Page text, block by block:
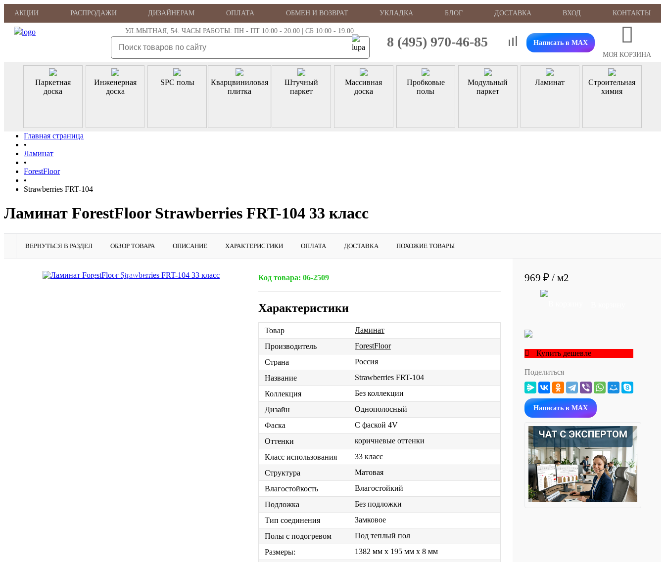
АКЦИИ РАСПРОДАЖИ ДИЗАЙНЕРАМ ОПЛАТА ОБМЕН И ВОЗВРАТ УКЛАДКА БЛОГ ДОСТАВКА ВХОД КОНТАКТЫ
УЛ.МЫТНАЯ, 54. ЧАСЫ РАБОТЫ: ПН - ПТ 10:00 - 20.00 | СБ 10:00 - 19.00
8 (495) 970-46-85
Написать в MAX
МОЯ КОРЗИНА
Паркетная
доска
Инженерная
доска
SPC полы
Кварцвиниловая
плитка
Штучный
паркет
Массивная
доска
Пробковые
полы
Модульный
паркет
Ламинат
Строительная
химия
Главная страница
•
Ламинат
•
ForestFloor
•
Strawberries FRT-104
Ламинат ForestFloor Strawberries FRT-104 33 класс
ВЕРНУТЬСЯ В РАЗДЕЛ ОБЗОР ТОВАРА ОПИСАНИЕ ХАРАКТЕРИСТИКИ ОПЛАТА ДОСТАВКА ПОХОЖИЕ ТОВАРЫ
Подробнее Код товара: 06-2509
Характеристики
Товар
Ламинат
Производитель
ForestFloor
Страна
Россия
Название
Strawberries FRT-104
Коллекция
Без коллекции
Дизайн
Однополосный
Фаска
С фаской 4V
Оттенки
коричневые оттенки
Класс использования
33 класс
Структура
Матовая
Влагостойкость
Влагостойкий
Подложка
Без подложки
Тип соединения
Замковое
Полы с подогревом
Под теплый пол
Размеры:
1382 мм x 195 мм x 8 мм
969 ₽ / м2
Купить дешевле
Поделиться
Написать в MAX